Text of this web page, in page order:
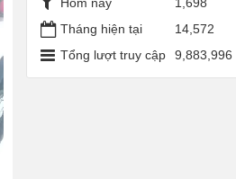
Tháng hiện tại
14,572
Tổng lượt truy cập
9,883,996